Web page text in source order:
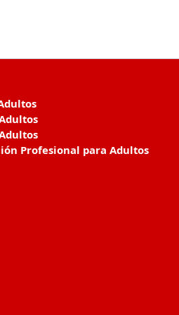
Profesional para Adultos